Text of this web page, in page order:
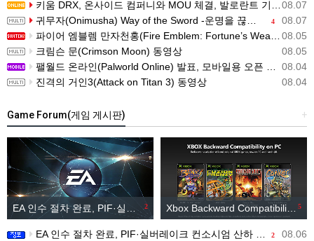
08.07
키움 DRX, 온사이드 컴퍼니와 MOU 체결, 발로란트 기반 콘텐츠 생태계 확장
4 08.07
귀무자(Onimusha) Way of the Sword -운명을 끊는 자 트레일러
08.05
파이어 엠블렘 만자천홍(Fire Emblem: Fortune’s Weave) 스크린샷과 동영상(한국어 자막)
08.05
크림슨 문(Crimson Moon) 동영상
08.04
팰월드 온라인(Palworld Online) 발표, 모바일용 오픈 월드 멀티플레이 생존 크래프트
08.04
진격의 거인3(Attack on Titan 3) 동영상
+
Game Forum(게임 게시판)
2
EA 인수 절차 완료, PIF·실버레이크 컨소시엄 산하 편입 5
Xbox Backward Compatibility on PC 발표
2 08.06
EA 인수 절차 완료, PIF·실버레이크 컨소시엄 산하 편입